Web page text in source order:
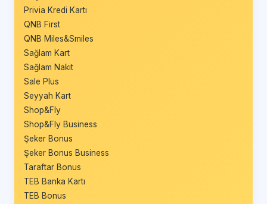
Privia Kredi Kartı
QNB First
QNB Miles&Smiles
Sağlam Kart
Sağlam Nakit
Sale Plus
Seyyah Kart
Shop&Fly
Shop&Fly Business
Şeker Bonus
Şeker Bonus Business
Taraftar Bonus
TEB Banka Kartı
TEB Bonus